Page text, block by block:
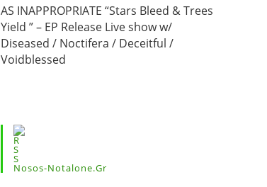
AS INAPPROPRIATE “Stars Bleed & Trees
Yield ” – EP Release Live show w/
Diseased / Noctifera / Deceitful /
Voidblessed
Nosos-Notalone.gr